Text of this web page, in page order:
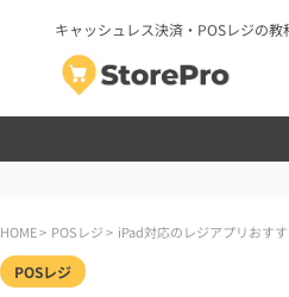
キャッシュレス決済・POSレジの教
HOME> POSレジ> iPad対応のレジアプリおす
POSレジ